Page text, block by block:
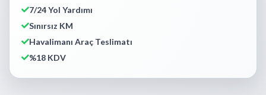
7/24 Yol Yardımı
Sınırsız KM
Havalimanı Araç Teslimatı
%18 KDV